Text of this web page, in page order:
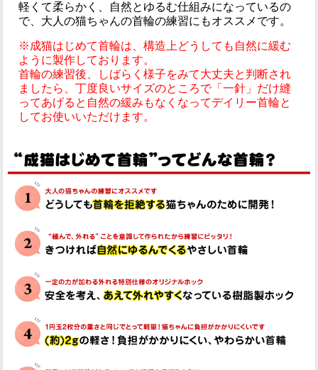
軽くて柔らかく、自然とゆるむ仕組みになっているの
で、大人の猫ちゃんの首輪の練習にもオススメです。
※成猫はじめて首輪は、構造上どうしても自然に緩む
ように製作しております。
首輪の練習後、しばらく様子をみて大丈夫と判断され
ましたら、丁度良いサイズのところで「一針」だけ縫
ってあげると自然の緩みもなくなってデイリー首輪と
してお使いいただけます。